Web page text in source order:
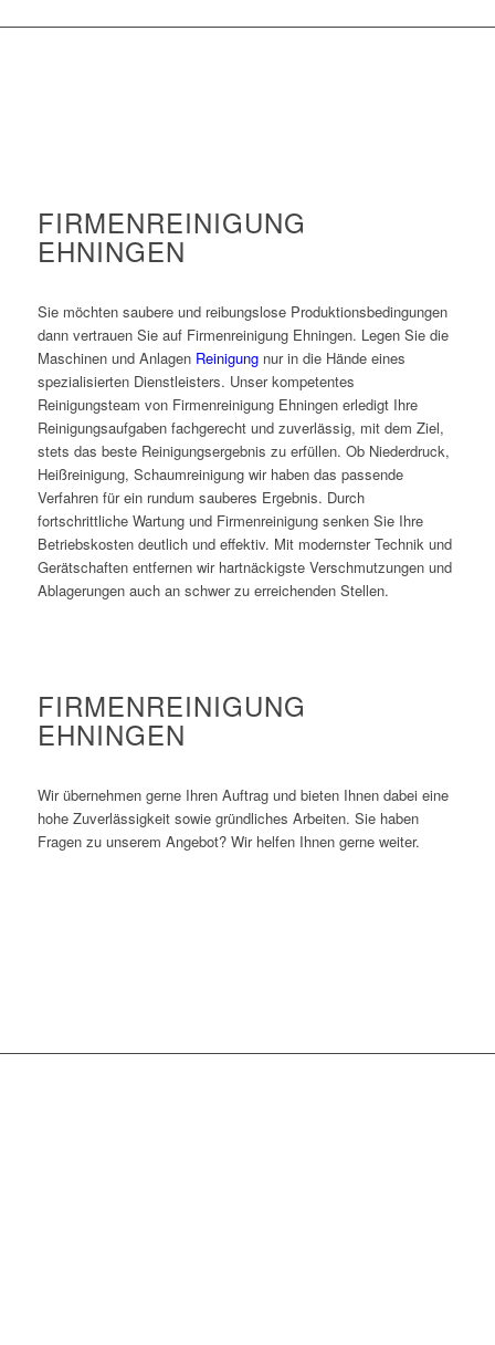
FIRMENREINIGUNG
EHNINGEN
Sie möchten saubere und reibungslose Produktionsbedingungen
dann vertrauen Sie auf Firmenreinigung Ehningen. Legen Sie die
Maschinen und Anlagen Reinigung nur in die Hände eines
spezialisierten Dienstleisters. Unser kompetentes
Reinigungsteam von Firmenreinigung Ehningen erledigt Ihre
Reinigungsaufgaben fachgerecht und zuverlässig, mit dem Ziel,
stets das beste Reinigungsergebnis zu erfüllen. Ob Niederdruck,
Heißreinigung, Schaumreinigung wir haben das passende
Verfahren für ein rundum sauberes Ergebnis. Durch
fortschrittliche Wartung und Firmenreinigung senken Sie Ihre
Betriebskosten deutlich und effektiv. Mit modernster Technik und
Gerätschaften entfernen wir hartnäckigste Verschmutzungen und
Ablagerungen auch an schwer zu erreichenden Stellen.
FIRMENREINIGUNG
EHNINGEN
Wir übernehmen gerne Ihren Auftrag und bieten Ihnen dabei eine
hohe Zuverlässigkeit sowie gründliches Arbeiten. Sie haben
Fragen zu unserem Angebot? Wir helfen Ihnen gerne weiter.